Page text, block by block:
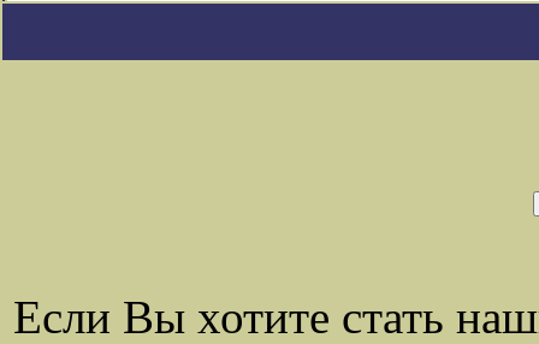
Если Вы хотите стать